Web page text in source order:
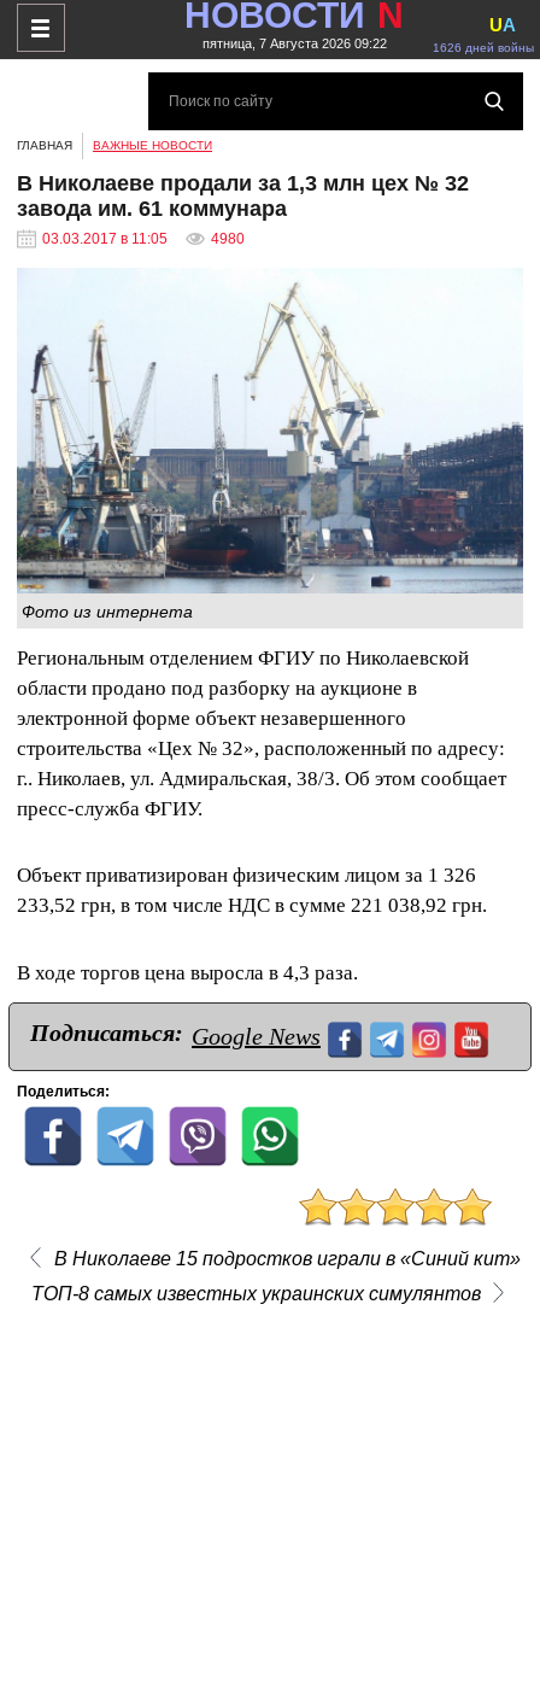
НОВОСТИ N
пятница, 7 Августа 2026 09:22 1626 дней войны
UA
ГЛАВНАЯ ВАЖНЫЕ НОВОСТИ
В Николаеве продали за 1,3 млн цех № 32
завода им. 61 коммунара
03.03.2017 в 11:05 4980
Фото из интернета
Региональным отделением ФГИУ по Николаевской
области продано под разборку на аукционе в
электронной форме объект незавершенного
строительства «Цех № 32», расположенный по адресу:
г.. Николаев, ул. Адмиральская, 38/3. Об этом сообщает
пресс-служба ФГИУ.
Объект приватизирован физическим лицом за 1 326
233,52 грн, в том числе НДС в сумме 221 038,92 грн.
В ходе торгов цена выросла в 4,3 раза.
Подписаться: Google News
Поделиться:
В Николаеве 15 подростков играли в «Синий кит»
ТОП-8 самых известных украинских симулянтов